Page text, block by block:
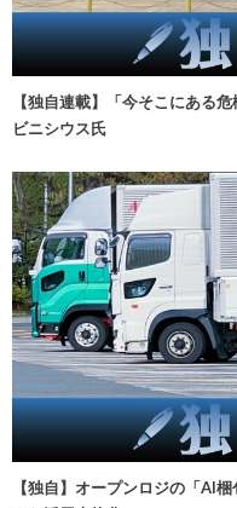
【独自連載】「今そこにある
ビニシウス氏
【独自】オープンロジの「AI